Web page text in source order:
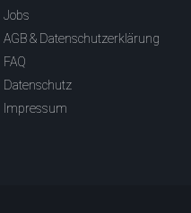
Jobs
AGB & Datenschutzerklärung
FAQ
Datenschutz
Impressum